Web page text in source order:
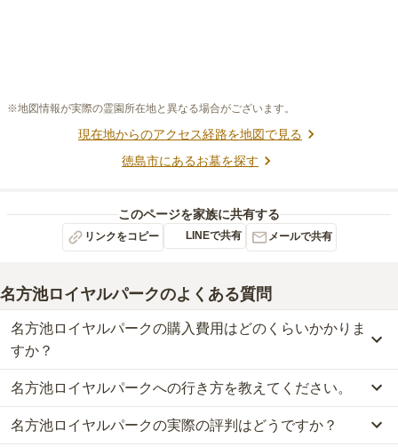
※地図情報が実際の霊園所在地と異なる場合がございます。
現在地からのアクセス経路を地図で見る
徳島市にあるお墓を探す
このページを家族に共有する
リンクをコピー LINEで共有 メールで共有
名方池ロイヤルパークのよくある質問
名方池ロイヤルパークの購入費用はどのくらいかかりま
すか？
名方池ロイヤルパークでは、一般墓が約40.3万円から、永代供養墓
が約25万円からお求めいただけます。
なお、名方池ロイヤルパークがある徳島県の相場は、一般墓が約57
名方池ロイヤルパークへの行き方を教えてください。
名方池ロイヤルパークへの行き方は現在調査中です。
名方池ロイヤルパークの実際の評判はどうですか？